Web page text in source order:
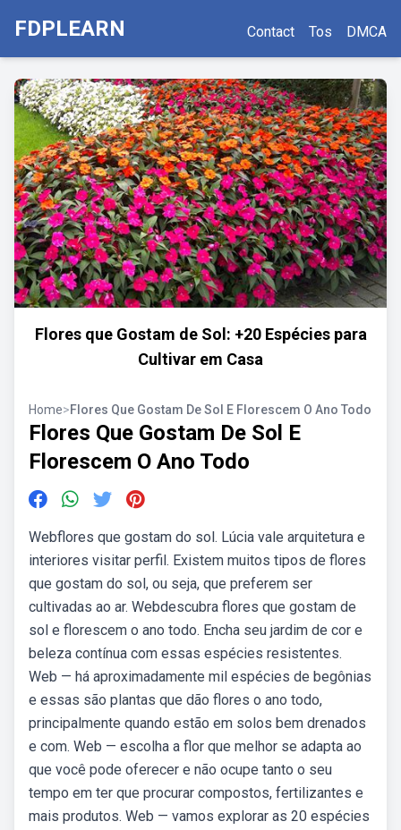
FDPLEARN Contact Tos DMCA
Flores que Gostam de Sol: +20 Espécies para
Cultivar em Casa
Home>Flores Que Gostam De Sol E Florescem O Ano Todo
Flores Que Gostam De Sol E
Florescem O Ano Todo
Webflores que gostam do sol. Lúcia vale arquitetura e
interiores visitar perfil. Existem muitos tipos de flores
que gostam do sol, ou seja, que preferem ser
cultivadas ao ar. Webdescubra flores que gostam de
sol e florescem o ano todo. Encha seu jardim de cor e
beleza contínua com essas espécies resistentes.
Web — há aproximadamente mil espécies de begônias
e essas são plantas que dão flores o ano todo,
principalmente quando estão em solos bem drenados
e com. Web — escolha a flor que melhor se adapta ao
que você pode oferecer e não ocupe tanto o seu
tempo em ter que procurar compostos, fertilizantes e
mais produtos. Web — vamos explorar as 20 espécies